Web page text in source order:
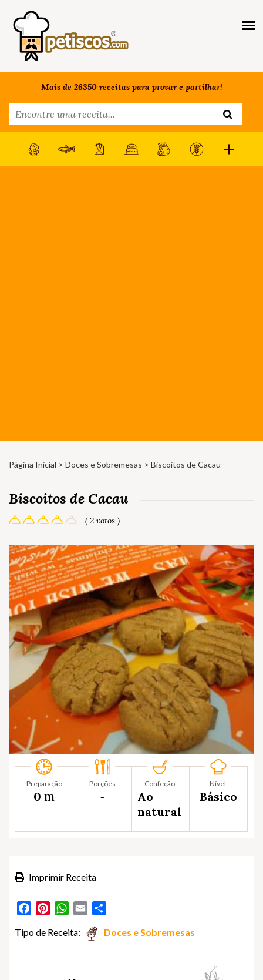
Mais de 26350 receitas para provar e partilhar!
Página Inicial > Doces e Sobremesas > Biscoitos de Cacau
Biscoitos de Cacau
( 2 votos )
Preparação
0 m
Porções
‐
Confeção:
Ao
natural
Nível:
Básico
Imprimir Receita
FacebookPinterestWhatsApp
Email
Tipo de Receita: Doces e Sobremesas